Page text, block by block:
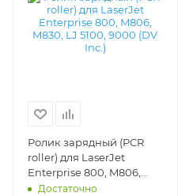
Ролик зарядный (PCR
roller) для LaserJet
Enterprise 800, M806,
M830, LJ 5100, 9000 (DV
Достаточно